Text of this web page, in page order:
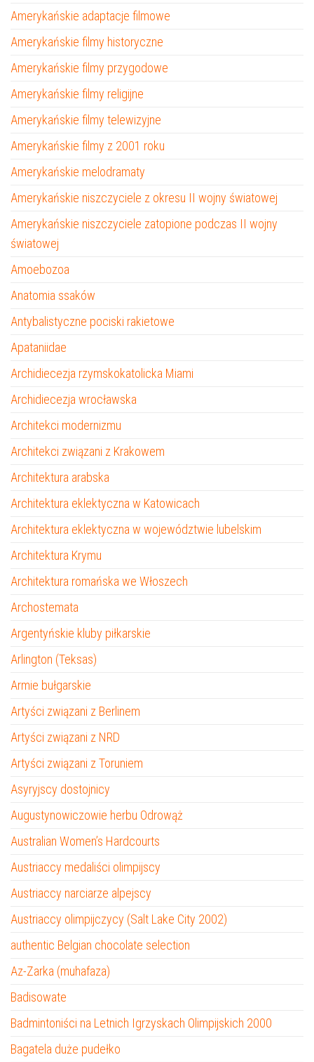
Amerykańskie adaptacje filmowe
Amerykańskie filmy historyczne
Amerykańskie filmy przygodowe
Amerykańskie filmy religijne
Amerykańskie filmy telewizyjne
Amerykańskie filmy z 2001 roku
Amerykańskie melodramaty
Amerykańskie niszczyciele z okresu II wojny światowej
Amerykańskie niszczyciele zatopione podczas II wojny
światowej
Amoebozoa
Anatomia ssaków
Antybalistyczne pociski rakietowe
Apataniidae
Archidiecezja rzymskokatolicka Miami
Archidiecezja wrocławska
Architekci modernizmu
Architekci związani z Krakowem
Architektura arabska
Architektura eklektyczna w Katowicach
Architektura eklektyczna w województwie lubelskim
Architektura Krymu
Architektura romańska we Włoszech
Archostemata
Argentyńskie kluby piłkarskie
Arlington (Teksas)
Armie bułgarskie
Artyści związani z Berlinem
Artyści związani z NRD
Artyści związani z Toruniem
Asyryjscy dostojnicy
Augustynowiczowie herbu Odrowąż
Australian Women’s Hardcourts
Austriaccy medaliści olimpijscy
Austriaccy narciarze alpejscy
Austriaccy olimpijczycy (Salt Lake City 2002)
authentic Belgian chocolate selection
Az-Zarka (muhafaza)
Badisowate
Badmintoniści na Letnich Igrzyskach Olimpijskich 2000
Bagatela duże pudełko